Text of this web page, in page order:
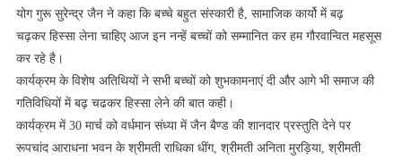
योग गुरू सुरेन्द्र जैन ने कहा कि बच्चे बहुत संस्कारी है, सामाजिक कार्यो में बढ़
चढ़कर हिस्सा लेना चाहिए आज इन नन्हें बच्चों को सम्मानित कर हम गौरवान्वित महसूस
कर रहे है।
कार्यक्रम के विशेष अतिथियों ने सभी बच्चों को शुभकामनाएं दी और आगे भी समाज की
गतिविधियों में बढ़ चढकर हिस्सा लेने की बात कही।
कार्यक्रम में 30 मार्च को वर्धमान संध्या में जैन बैण्ड की शानदार प्रस्तुति देने पर
रूपचांद आराधना भवन के श्रीमती राधिका धींग, श्रीमती अनिता मुरड़िया, श्रीमती